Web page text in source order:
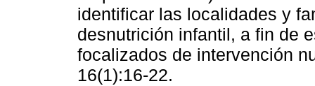
identificar las localidades y
desnutrición infantil, a fin de
focalizados de intervención
16(1):16-22.